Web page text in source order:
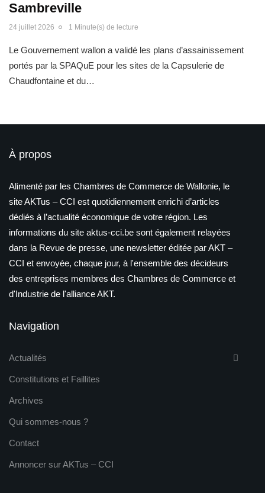
Sambreville
24 juillet 2026 1 Minute(s) de lecture
Le Gouvernement wallon a validé les plans d’assainissement
portés par la SPAQuE pour les sites de la Capsulerie de
Chaudfontaine et du…
À propos
Alimenté par les Chambres de Commerce de Wallonie, le
site AKTus – CCI est quotidiennement enrichi d’articles
dédiés à l’actualité économique de votre région. Les
informations du site aktus-cci.be sont également relayées
dans la Revue de presse, une newsletter éditée par AKT –
CCI et envoyée, chaque jour, à l'ensemble des décideurs
des entreprises membres des Chambres de Commerce et
d'Industrie de l'alliance AKT.
Navigation
Actualités
Constitutions et Faillites
Archives
Qui sommes-nous ?
Contact
Annoncer sur AKTus – CCI